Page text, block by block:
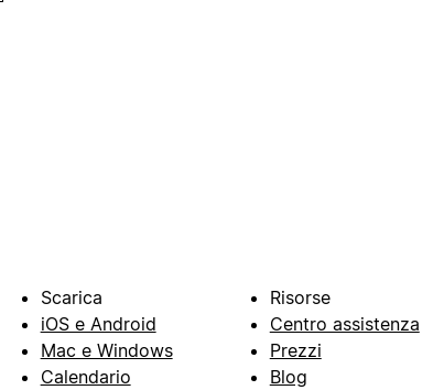
Scarica
iOS e Android
Mac e Windows
Calendario
Risorse
Centro assistenza
Prezzi
Blog